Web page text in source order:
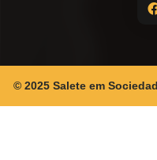
© 2025 Salete em